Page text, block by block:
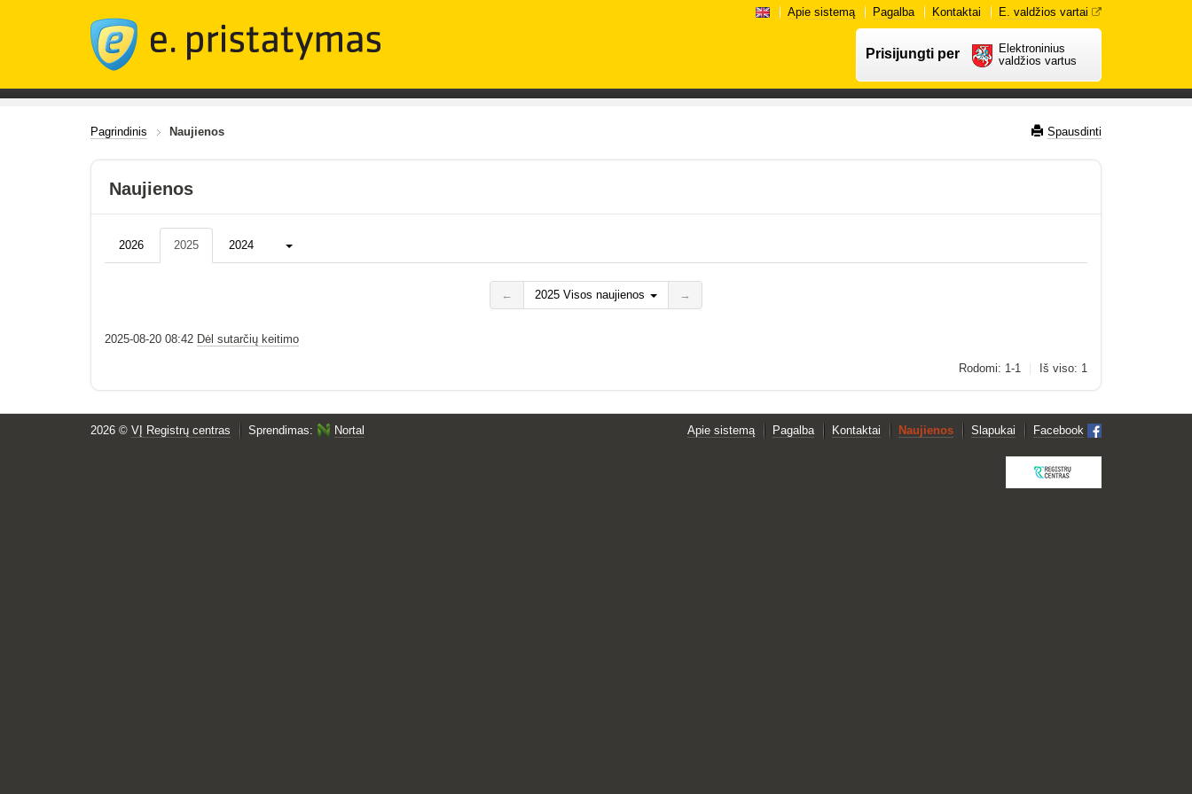
Apie sistemą Pagalba Kontaktai E. valdžios vartai
Prisijungti per
Elektroninius
valdžios vartus
Pagrindinis Naujienos Spausdinti
Naujienos
2026 2025 2024 Daugiau...
← 2025 Visos naujienos →
2025-08-20 08:42 Dėl sutarčių keitimo
Rodomi: 1-1 Iš viso: 1
Apie sistemą Pagalba Kontaktai Naujienos Slapukai Facebook
2026 © VĮ Registrų centras Sprendimas: Nortal